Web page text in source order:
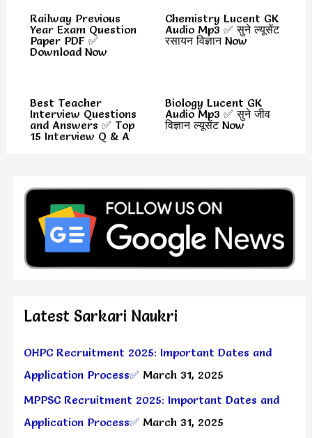
Railway Previous
Year Exam Question
Paper PDF ✅
Download Now
Chemistry Lucent GK
Audio Mp3 ✅ सुने ल्यूसेंट
रसायन विज्ञान Now
Best Teacher
Interview Questions
and Answers ✅ Top
15 Interview Q & A
Biology Lucent GK
Audio Mp3 ✅ सुने जीव
विज्ञान ल्यूसेंट Now
Latest Sarkari Naukri
OHPC Recruitment 2025: Important Dates and
Application Process✅ March 31, 2025
MPPSC Recruitment 2025: Important Dates and
Application Process✅ March 31, 2025